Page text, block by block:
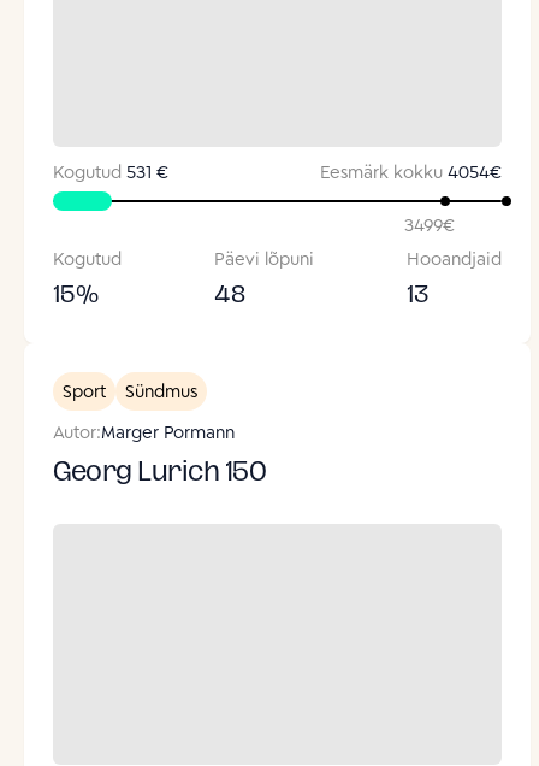
Kogutud 531 € Eesmärk kokku 4054€
3499€
Kogutud
15%
Päevi lõpuni
48
Hooandjaid
13
Sport
Sündmus
Autor:Marger Pormann
Georg Lurich 150